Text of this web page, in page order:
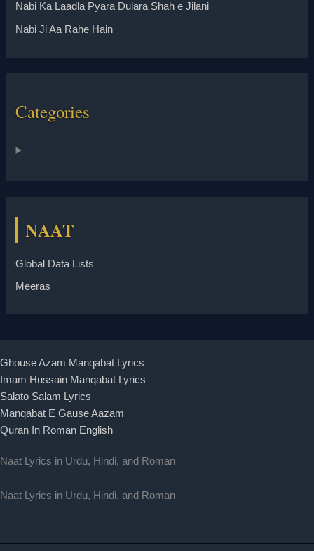
Nabi Ka Laadla Pyara Dulara Shah e Jilani
Nabi Ji Aa Rahe Hain
Categories
NAAT
Global Data Lists
Meeras
Ghouse Azam Manqabat Lyrics
Imam Hussain Manqabat Lyrics
Salato Salam Lyrics
Manqabat E Gause Aazam
Quran In Roman English
Naat Lyrics in Urdu, Hindi, and Roman
Naat Lyrics in Urdu, Hindi, and Roman